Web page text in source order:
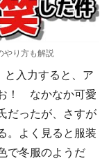
やり方も解説
入力すると、ア
！ なかなか可愛
だったが、さすが
。よく見ると服装
で冬服のようだ